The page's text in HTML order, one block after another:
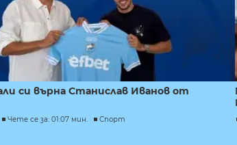
си върна Станислав Иванов от
Чете се за: 01:07 мин. Спорт